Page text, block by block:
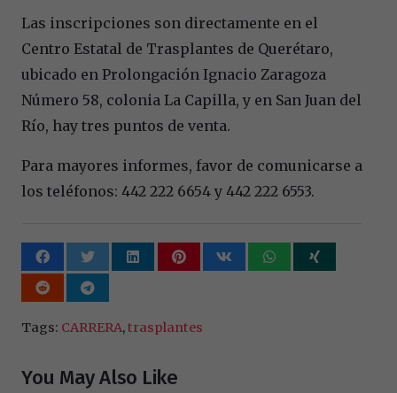
Las inscripciones son directamente en el
Centro Estatal de Trasplantes de Querétaro,
ubicado en Prolongación Ignacio Zaragoza
Número 58, colonia La Capilla, y en San Juan del
Río, hay tres puntos de venta.
Para mayores informes, favor de comunicarse a
los teléfonos: 442 222 6654 y 442 222 6553.
Tags: CARRERA,trasplantes
You May Also Like